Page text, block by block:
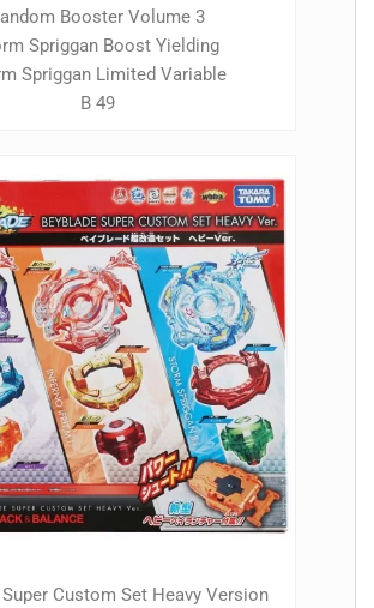
Booster Volume 3
Spriggan Boost Yielding
Spriggan Limited Variable
B 49
Super Custom Set Heavy Version